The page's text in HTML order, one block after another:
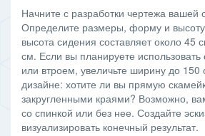
Начните с разработки чертежа вашей
Определите размеры, форму и
высота сидения составляет около
см. Если вы планируете использовать
или втроем, увеличьте ширину до
дизайне: хотите ли вы прямую
закругленными краями? Возможно,
со спинкой или без нее. Создайте
визуализировать конечный результат.